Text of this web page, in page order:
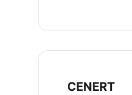
CENERT